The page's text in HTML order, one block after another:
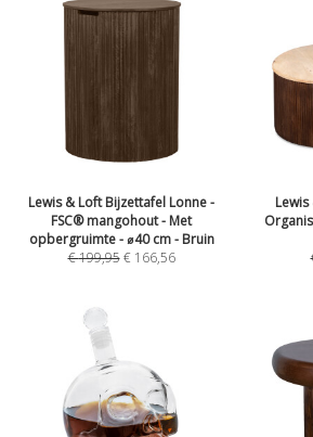
Lewis & Loft Bijzettafel Lonne -
FSC® mangohout - Met
opbergruimte - ⌀40 cm - Bruin
€199,95 € 166,56